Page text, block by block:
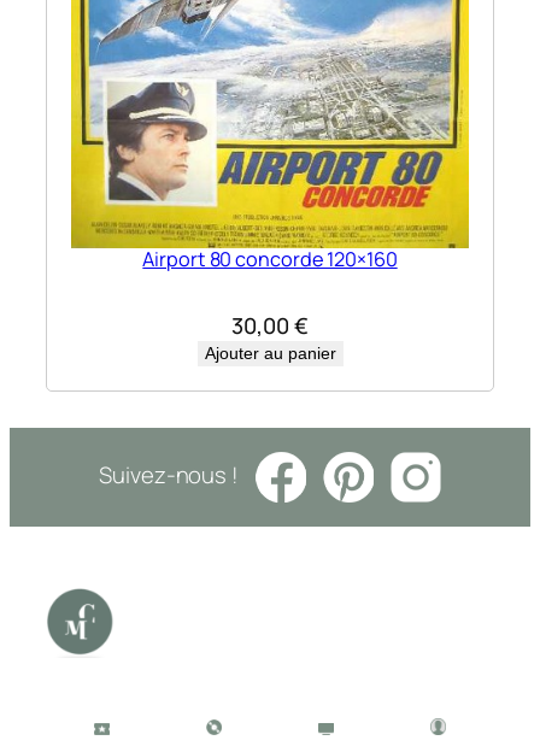
Airport 80 concorde 120×160
30,00 €
Ajouter au panier
Suivez-nous !